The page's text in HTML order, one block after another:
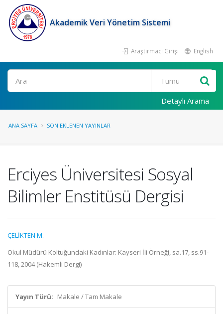
Akademik Veri Yönetim Sistemi
Araştırmacı Girişi English
Ara
Detaylı Arama
ANA SAYFA SON EKLENEN YAYINLAR
Erciyes Üniversitesi Sosyal
Bilimler Enstitüsü Dergisi
ÇELİKTEN M.
Okul Müdürü Koltuğundaki Kadınlar: Kayseri İli Örneği, sa.17, ss.91-
118, 2004 (Hakemli Dergi)
Yayın Türü: Makale / Tam Makale